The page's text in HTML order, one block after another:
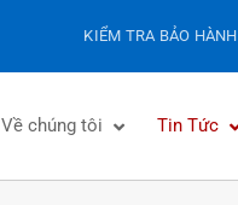
KIỂM TRA BẢO HÀNH
Về chúng tôi Tin Tức